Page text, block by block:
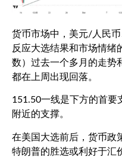
货币市场中，美元/人民
反应大选结果和市场情绪
数）过去一个多月的走势
都在上周出现回落。
151.50一线是下方的首要
附近的支撑。
在美国大选前后，货币政
特朗普的胜选或利好于汇